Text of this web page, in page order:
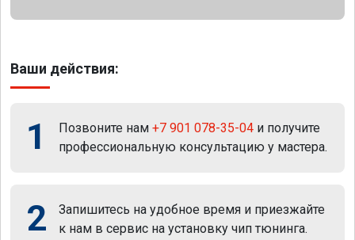
Ваши действия:
1 Позвоните нам +7 901 078-35-04 и получите
профессиональную консультацию у мастера.
2
Запишитесь на удобное время и приезжайте
к нам в сервис на установку чип тюнинга.